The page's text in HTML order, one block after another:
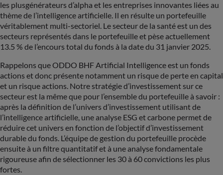
les plusgénérateurs d’alpha et les entreprises innovantes liées au
thème de l’intelligence artificielle. Il en résulte un portefeuille
véritablement multi-sectoriel. Le secteur de la santé est un des
secteurs représentés dans le portefeuille et pèse actuellement
13.5 % de l’encours total du fonds à la date du 31 janvier 2025.
Rappelons que ODDO BHF Artificial Intelligence est un fonds
actions et donc présente notamment un risque de perte en capital
et un risque actions. Notre stratégie d’investissement sur ce
secteur est la même que pour l’ensemble du portefeuille à savoir :
après la définition de l’univers d’investissement utilisant de
l’intelligence artificielle, une analyse ESG et carbone permet de
réduire cet univers en fonction de l’objectif d’investissement
durable du fonds. L’équipe de gestion du portefeuille procède
ensuite à un filtre quantitatif et à une analyse fondamentale
rigoureuse afin de sélectionner les 30 à 60 convictions les plus
fortes.